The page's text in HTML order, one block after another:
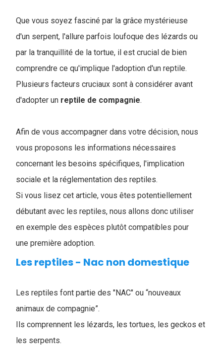
Que vous soyez fasciné par la grâce mystérieuse
d'un serpent, l'allure parfois loufoque des lézards ou
par la tranquillité de la tortue, il est crucial de bien
comprendre ce qu'implique l'adoption d'un reptile.
Plusieurs facteurs cruciaux sont à considérer avant
d'adopter un reptile de compagnie.
Afin de vous accompagner dans votre décision, nous
vous proposons les informations nécessaires
concernant les besoins spécifiques, l'implication
sociale et la réglementation des reptiles.
Si vous lisez cet article, vous êtes potentiellement
débutant avec les reptiles, nous allons donc utiliser
en exemple des espèces plutôt compatibles pour
une première adoption.
Les reptiles - Nac non domestique
Les reptiles font partie des "NAC" ou “nouveaux
animaux de compagnie”.
Ils comprennent les lézards, les tortues, les geckos et
les serpents.